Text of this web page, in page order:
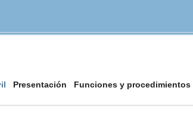
Presentación Funciones y procedimientos